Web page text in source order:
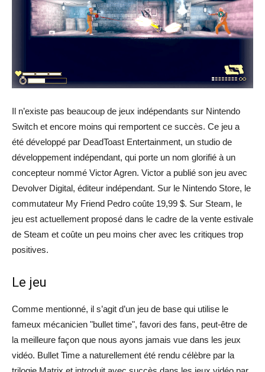
Il n’existe pas beaucoup de jeux indépendants sur Nintendo
Switch et encore moins qui remportent ce succès. Ce jeu a
été développé par DeadToast Entertainment, un studio de
développement indépendant, qui porte un nom glorifié à un
concepteur nommé Victor Agren. Victor a publié son jeu avec
Devolver Digital, éditeur indépendant. Sur le Nintendo Store, le
commutateur My Friend Pedro coûte 19,99 $. Sur Steam, le
jeu est actuellement proposé dans le cadre de la vente estivale
de Steam et coûte un peu moins cher avec les critiques trop
positives.
Le jeu
Comme mentionné, il s’agit d’un jeu de base qui utilise le
fameux mécanicien "bullet time", favori des fans, peut-être de
la meilleure façon que nous ayons jamais vue dans les jeux
vidéo. Bullet Time a naturellement été rendu célèbre par la